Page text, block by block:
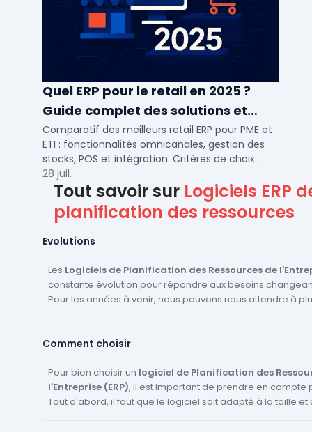
Quel ERP pour le retail en 2025 ?
Guide complet des solutions et
leurs avantages
Comparatif des meilleurs retail ERP pour PME et
ETI : fonctionnalités omnicanales, gestion des
stocks, POS et intégration. Critères de choix
pour DSI et Retail Ops.
28 juil.
Tout savoir sur Logiciels ERP
planification des ressources
Evolutions
Les Logiciels de Planification des Ressources de
constante évolution pour répondre aux besoins
Pour les années à venir, nous pouvons nous attendre à
d'améliorer la prise de décision grâce à des analyses de
employés d'accéder aux informations et aux
moment et en tout lieu. De plus, nous devrions voir une
l'ERP basé sur le cloud, qui offre une plus grande flexibilité
Comment choisir
Pour bien choisir un logiciel de Planification des
l'Entreprise (ERP), il est important de prendre en compte
Tout d'abord, il faut que le logiciel soit adapté à la taille et